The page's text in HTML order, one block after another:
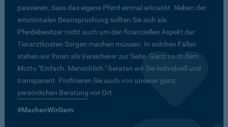
passieren, dass das eigene Pferd einmal erkrankt. Neben der
emotionalen Beanspruchung sollten Sie sich als
Pferdebesitzer nicht auch um den finanziellen Aspekt der
Tierarztkosten Sorgen machen müssen. In solchen Fällen
stehen wir Ihnen als Versicherer zur Seite. Ganz nach dem
Motto "Einfach. Menschlich." beraten wir Sie individuell und
transparent. Profitieren Sie auch von unserer ganz
persönlichen Beratung vor Ort.
#MachenWirGern